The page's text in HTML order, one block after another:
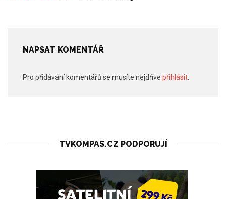
NAPSAT KOMENTÁŘ
Pro přidávání komentářů se musíte nejdříve přihlásit
TVKOMPAS.CZ PODPORUJÍ